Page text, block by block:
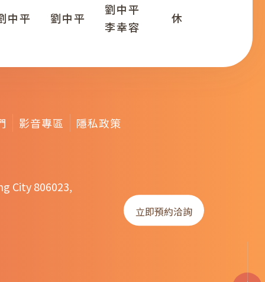
中平 劉中平
劉中平
李幸容
休
影音專區 隱私政策
City 806023,
立即預約洽詢